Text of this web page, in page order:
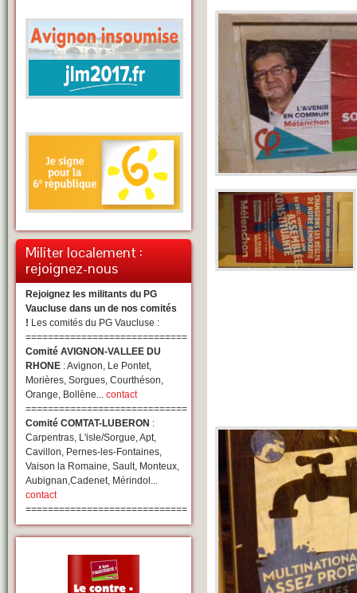
Militer localement :
rejoignez-nous
Rejoignez les militants du PG
Vaucluse dans un de nos comités
! Les comités du PG Vaucluse :
=============================
Comité AVIGNON-VALLEE DU
RHONE : Avignon, Le Pontet,
Morières, Sorgues, Courthéson,
Orange, Bollène... contact
=============================
Comité COMTAT-LUBERON :
Carpentras, L'isle/Sorgue, Apt,
Cavillon, Pernes-les-Fontaines,
Vaison la Romaine, Sault, Monteux,
Aubignan,Cadenet, Mérindol...
contact
=============================